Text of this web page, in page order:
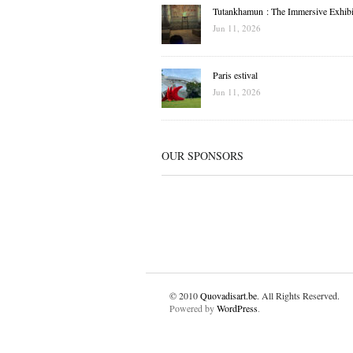
Tutankhamun : The Immersive
Jun 11, 2026
Paris estival
Jun 11, 2026
OUR SPONSORS
© 2010Quovadisart.be. All Rights Reserved.
Powered byWordPress.